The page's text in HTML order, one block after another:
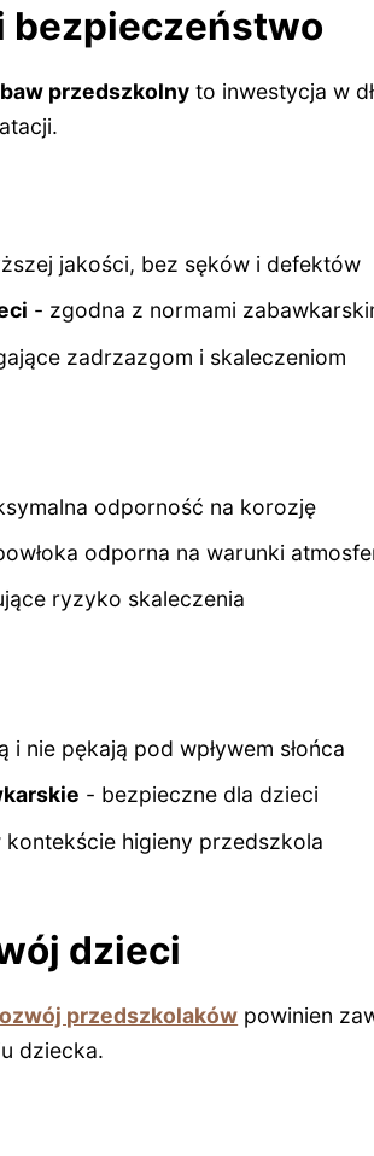
bezpieczeństwo
przedszkolny to inwestycja w
jakości, bez sęków i defektów
- zgodna z normami
zadrzazgom i skaleczeniom
odporność na korozję
odporna na warunki
ryzyko skaleczenia
nie pękają pod wpływem słońca
- bezpieczne dla dzieci
kontekście higieny przedszkola
dzieci
przedszkolaków powinien
dziecka.